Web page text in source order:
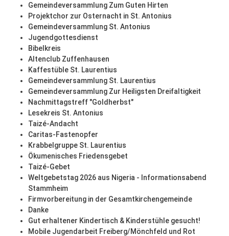
Gemeindeversammlung Zum Guten Hirten
Projektchor zur Osternacht in St. Antonius
Gemeindeversammlung St. Antonius
Jugendgottesdienst
Bibelkreis
Altenclub Zuffenhausen
Kaffestüble St. Laurentius
Gemeindeversammlung St. Laurentius
Gemeindeversammlung Zur Heiligsten Dreifaltigkeit
Nachmittagstreff "Goldherbst"
Lesekreis St. Antonius
Taizé-Andacht
Caritas-Fastenopfer
Krabbelgruppe St. Laurentius
Ökumenisches Friedensgebet
Taizé-Gebet
Weltgebetstag 2026 aus Nigeria - Informationsabend
Stammheim
Firmvorbereitung in der Gesamtkirchengemeinde
Danke
Gut erhaltener Kindertisch & Kinderstühle gesucht!
Mobile Jugendarbeit Freiberg/Mönchfeld und Rot